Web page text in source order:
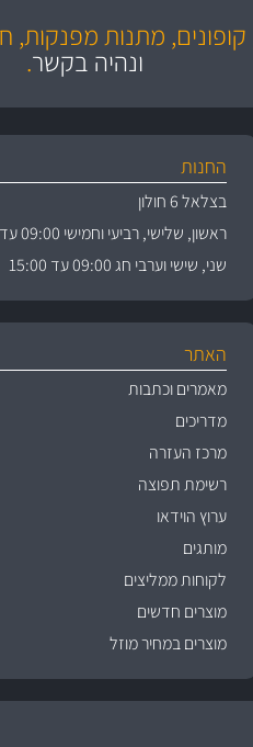
גרמניה
מתנות מפנקות,
ונהיה בקשר.
החנות
בצלאל 6 חולון
ראשון, שלישי, רביעי וחמישי 09:00 עד 18:00
שני, שישי וערבי חג 09:00 עד 15:00
האתר
מאמרים וכתבות
מדריכים
מרכז העזרה
רשימת תפוצה
ערוץ הוידאו
מותגים
לקוחות ממליצים
מוצרים חדשים
מוצרים במחיר מוזל